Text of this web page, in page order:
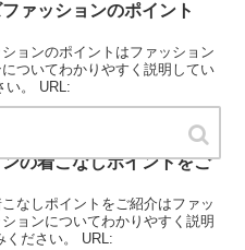
ァッションのポイント
ョンのポイントはファッション
ついてわかりやすく説明してい
い。 URL:
の着こなしポイントをご
なしポイントをご紹介はファッ
ョンについてわかりやすく説明
ください。 URL: